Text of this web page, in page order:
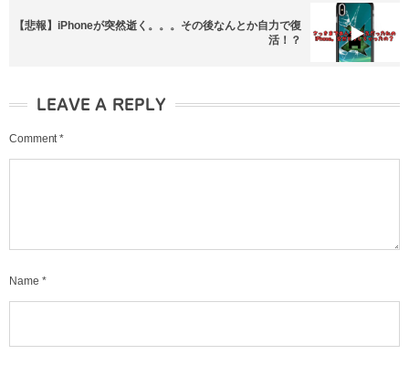
【悲報】iPhoneが突然逝く。。。その後なんとか自力で復
活！？
LEAVE A REPLY
Comment *
Name *